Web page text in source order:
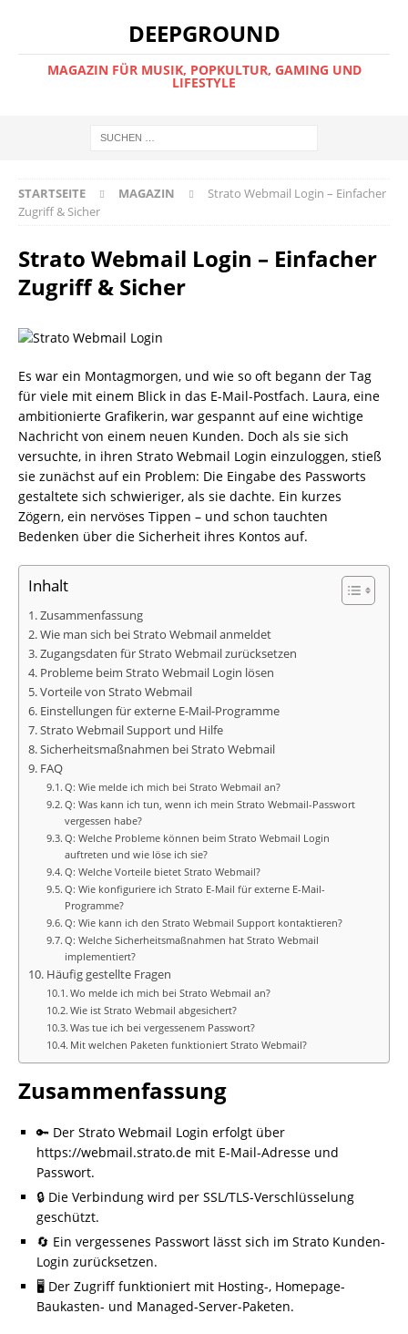
DEEPGROUND
MAGAZIN FÜR MUSIK, POPKULTUR, GAMING UND
LIFESTYLE
STARTSEITE MAGAZIN
Strato Webmail Login – Einfacher
Zugriff & Sicher
Strato Webmail Login – Einfacher
Zugriff & Sicher
Es war ein Montagmorgen, und wie so oft begann der Tag
für viele mit einem Blick in das E-Mail-Postfach. Laura, eine
ambitionierte Grafikerin, war gespannt auf eine wichtige
Nachricht von einem neuen Kunden. Doch als sie sich
versuchte, in ihren Strato Webmail Login einzuloggen, stieß
sie zunächst auf ein Problem: Die Eingabe des Passworts
gestaltete sich schwieriger, als sie dachte. Ein kurzes
Zögern, ein nervöses Tippen – und schon tauchten
Bedenken über die Sicherheit ihres Kontos auf.
Inhalt
Zusammenfassung
Wie man sich bei Strato Webmail anmeldet
Zugangsdaten für Strato Webmail zurücksetzen
Probleme beim Strato Webmail Login lösen
Vorteile von Strato Webmail
Einstellungen für externe E-Mail-Programme
Strato Webmail Support und Hilfe
Sicherheitsmaßnahmen bei Strato Webmail
FAQ
Q: Wie melde ich mich bei Strato Webmail an?
Q: Was kann ich tun, wenn ich mein Strato Webmail-Passwort
vergessen habe?
Q: Welche Probleme können beim Strato Webmail Login
auftreten und wie löse ich sie?
Q: Welche Vorteile bietet Strato Webmail?
Q: Wie konfiguriere ich Strato E-Mail für externe E-Mail-
Programme?
Q: Wie kann ich den Strato Webmail Support kontaktieren?
Q: Welche Sicherheitsmaßnahmen hat Strato Webmail
implementiert?
Häufig gestellte Fragen
Wo melde ich mich bei Strato Webmail an?
Wie ist Strato Webmail abgesichert?
Was tue ich bei vergessenem Passwort?
Mit welchen Paketen funktioniert Strato Webmail?
Zusammenfassung
🔑 Der Strato Webmail Login erfolgt über
https://webmail.strato.de mit E-Mail-Adresse und
Passwort.
🔒 Die Verbindung wird per SSL/TLS-Verschlüsselung
geschützt.
🔄 Ein vergessenes Passwort lässt sich im Strato Kunden-
Login zurücksetzen.
🖥️ Der Zugriff funktioniert mit Hosting-, Homepage-
Baukasten- und Managed-Server-Paketen.